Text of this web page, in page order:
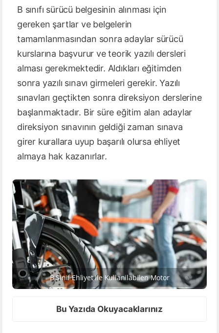
B sınıfı sürücü belgesinin alınması için
gereken şartlar ve belgelerin
tamamlanmasından sonra adaylar sürücü
kurslarına başvurur ve teorik yazılı dersleri
alması gerekmektedir. Aldıkları eğitimden
sonra yazılı sınavı girmeleri gerekir. Yazılı
sınavları geçtikten sonra direksiyon derslerine
başlanmaktadır. Bir süre eğitim alan adaylar
direksiyon sınavının geldiği zaman sınava
girer kurallara uyup başarılı olursa ehliyet
almaya hak kazanırlar.
B Sinif Ehliyet Ile Kullanilabilen Motor
Bu Yazıda Okuyacaklarınız